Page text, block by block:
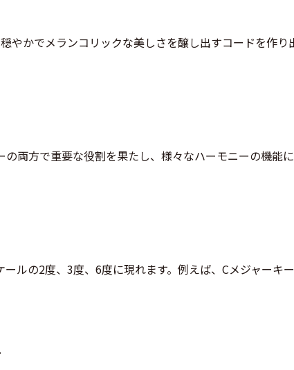
やかでメランコリックな美しさを醸し出すコードを作り
両方で重要な役割を果たし、様々なハーモニーの機能
ルの2度、3度、6度に現れます。例えば、Cメジャーキ